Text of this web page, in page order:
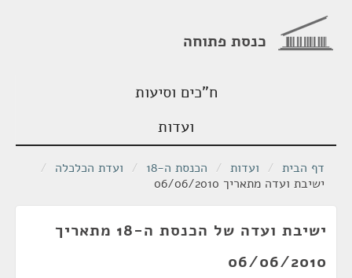
כנסת פתוחה
ח"כים וסיעות
ועדות
דף הבית / ועדות / הכנסת ה-18 / ועדת הכלכלה /
ישיבת ועדה מתאריך 06/06/2010
ישיבת ועדה של הכנסת ה-18 מתאריך
06/06/2010